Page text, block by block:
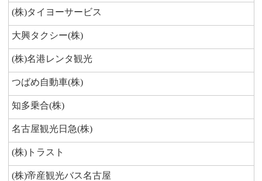
(株)タイヨーサービス
大興タクシー(株)
(株)名港レンタ観光
つばめ自動車(株)
知多乗合(株)
名古屋観光日急(株)
(株)トラスト
(株)帝産観光バス名古屋